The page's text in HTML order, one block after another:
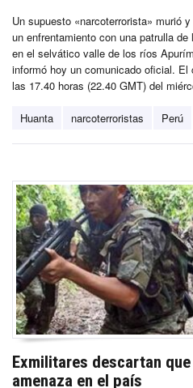
Un supuesto «narcoterrorista» murió
un enfrentamiento con una patrulla
en el selvático valle de los ríos
informó hoy un comunicado oficial. El
las 17.40 horas (22.40 GMT) del
Huanta narcoterroristas Perú
Exmilitares descartan
amenaza en el país